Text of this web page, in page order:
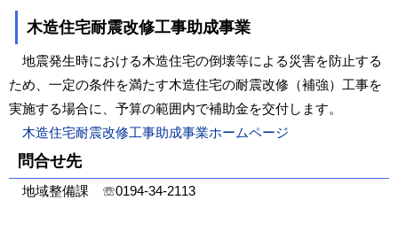
木造住宅耐震改修工事助成事業
地震発生時における木造住宅の倒壊等による災害を防止する
ため、一定の条件を満たす木造住宅の耐震改修（補強）工事を
実施する場合に、予算の範囲内で補助金を交付します。
木造住宅耐震改修工事助成事業ホームページ
問合せ先
地域整備課 ☏0194-34-2113